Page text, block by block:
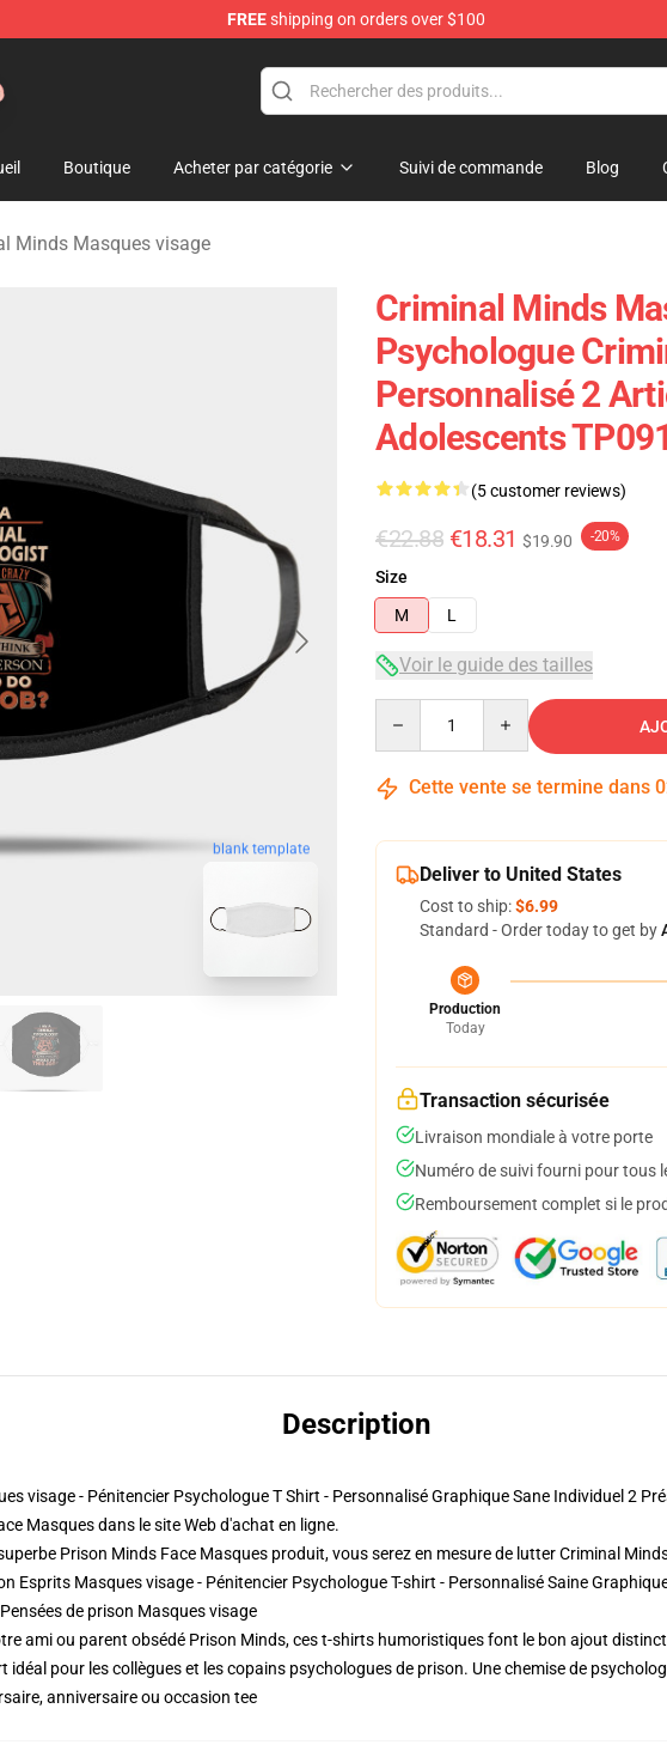
FREEshipping on orders over $100
Merchandise Store
Boutique Acheter par catégorie Suivi de commande Blog
Minds Masques visage
blank template
Criminal Minds
Psychologue
Personnalisé 2
Adolescents
(5 customer reviews)
€22.88 €18.31 $19.90 -20%
Size
M
L
Voir le guide des tailles
Cette vente se termine dans
Deliver to United States
Cost to ship:$6.99
Standard - Order today to get by
Production
Today
Transaction sécurisée
Livraison mondiale à votre porte
Numéro de suivi fourni pour tous
Remboursement complet si le
Description
visage - Pénitencier Psychologue T Shirt - Personnalisé Graphique Sane Individuel 2
Masques dans le site Web d'achat en ligne.
Prison Minds Face Masques produit, vous serez en mesure de lutterCriminal
Esprits Masques visage - Pénitencier Psychologue T-shirt - Personnalisé Saine
de prison Masques visage
ami ou parent obsédé Prison Minds, ces t-shirts humoristiques font le bon ajout
idéal pour les collègues et les copains psychologues de prison. Une chemise de
anniversaire ou occasion tee